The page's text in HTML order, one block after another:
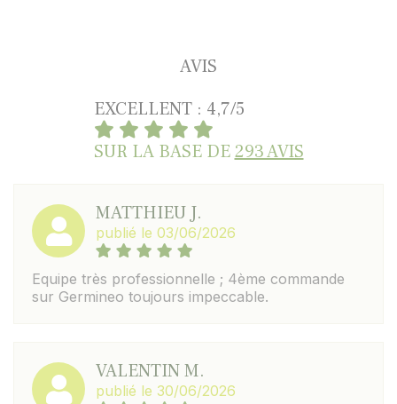
AVIS
EXCELLENT : 4,7/5
SUR LA BASE DE293 AVIS
MATTHIEU J.
publié le 03/06/2026
Equipe très professionnelle ; 4ème commande
sur Germineo toujours impeccable.
VALENTIN M.
publié le 30/06/2026